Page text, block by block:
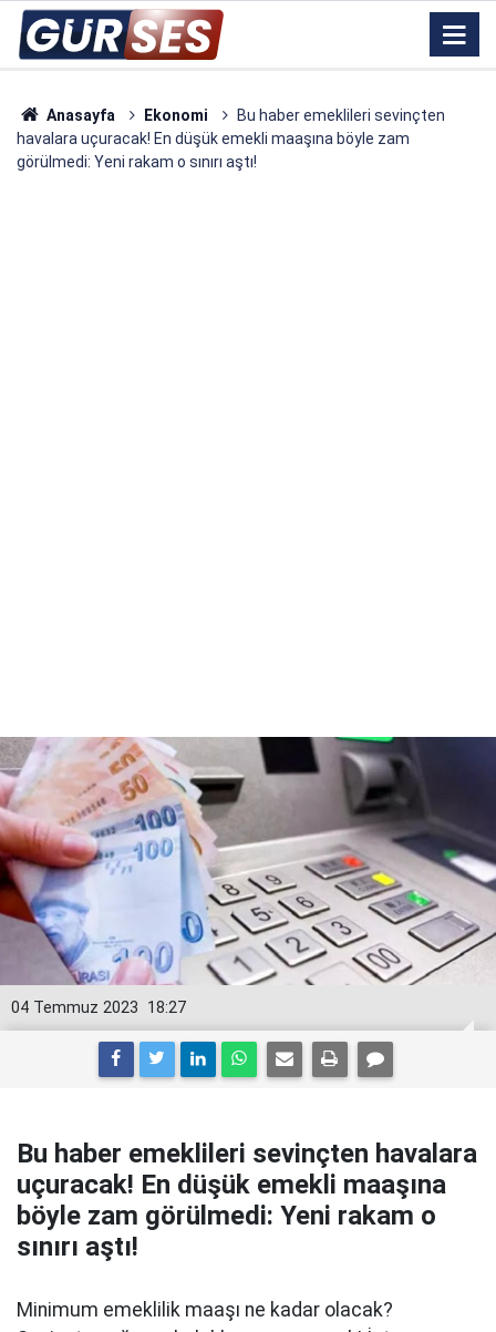
Anasayfa Ekonomi
Bu haber emeklileri sevinçten
havalara uçuracak! En düşük emekli maaşına böyle zam
görülmedi: Yeni rakam o sınırı aştı!
18:27
04 Temmuz 2023
Bu haber emeklileri sevinçten havalara
uçuracak! En düşük emekli maaşına
böyle zam görülmedi: Yeni rakam o
sınırı aştı!
Minimum emeklilik maaşı ne kadar olacak?